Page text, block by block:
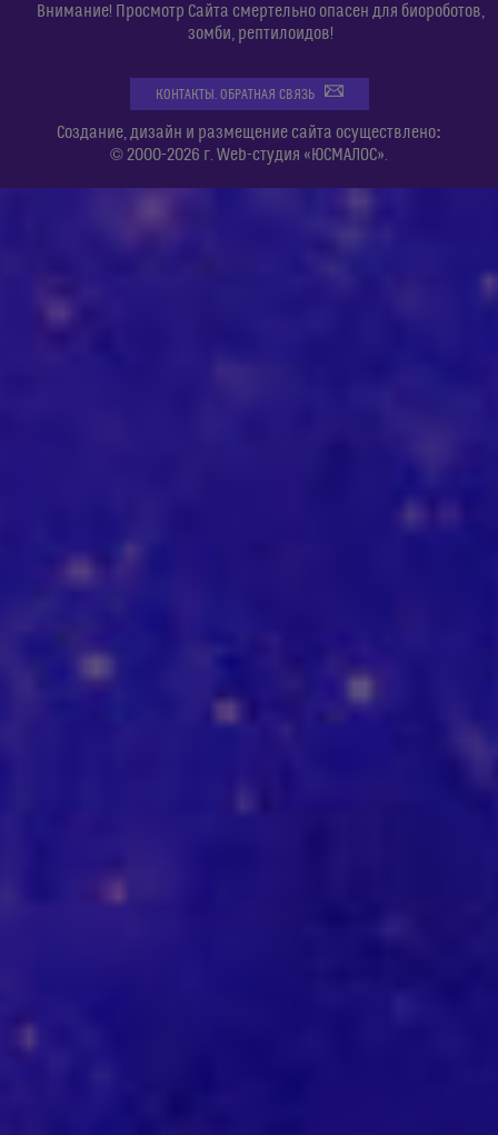
Внимание! Просмотр Сайта смертельно опасен для биороботов,
зомби, рептилоидов!
КОНТАКТЫ. ОБРАТНАЯ СВЯЗЬ
Создание, дизайн и размещение сайта осуществлено:
© 2000-2026 г. Web-студия «ЮСМАЛОС».